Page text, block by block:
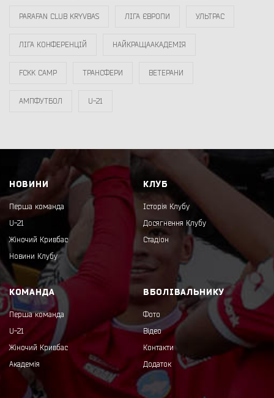
PARAFAN CLUB KRYVBAS ЛІГА ЄВРОПИ УЛЬТРАС
ЛІГА КОНФЕРЕНЦІЙ НАЙКРАЩААКАДЕМІЯ
FCKK CAMP ТРАНСФЕРИ ВЕТЕРАНИ
АМПФУТБОЛ U-21
НОВИНИ
Перша команда
U-21
Жіночий Кривбас
Новини Клубу
КЛУБ
Історія Клубу
Досягнення Клубу
Стадіон
КОМАНДА
Перша команда
U-21
Жіночий Кривбас
Академія
ВБОЛІВАЛЬНИКУ
Фото
Відео
Контакти
Додаток